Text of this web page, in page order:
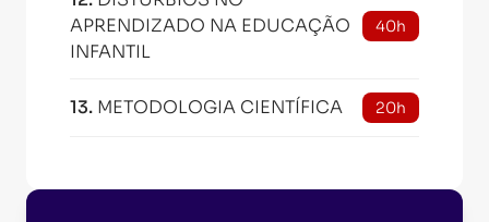
APRENDIZADO NA EDUCAÇÃO
INFANTIL
40h
13. METODOLOGIA CIENTÍFICA 20h